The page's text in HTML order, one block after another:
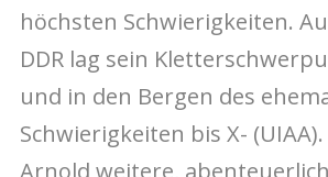
höchsten Schwierigkeiten.
DDR lag sein
und in den Bergen des
Schwierigkeiten bis X-
Arnold weitere,